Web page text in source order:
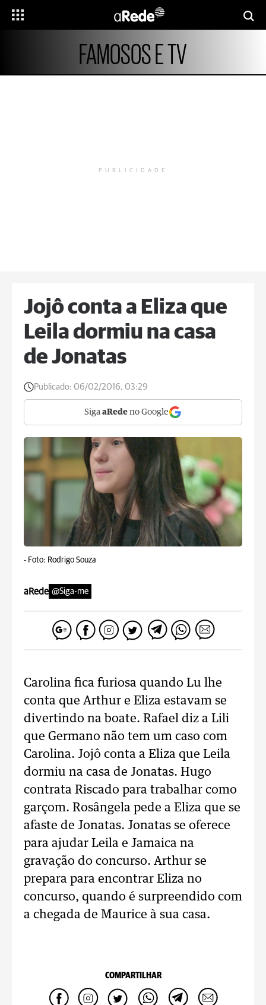
FAMOSOS E TV
PUBLICIDADE
Jojô conta a Eliza que
Leila dormiu na casa
de Jonatas
Publicado: 06/02/2016, 03:29
Siga aRede no Google
- Foto: Rodrigo Souza
aRede @Siga-me
Carolina fica furiosa quando Lu lhe
conta que Arthur e Eliza estavam se
divertindo na boate. Rafael diz a Lili
que Germano não tem um caso com
Carolina. Jojô conta a Eliza que Leila
dormiu na casa de Jonatas. Hugo
contrata Riscado para trabalhar como
garçom. Rosângela pede a Eliza que se
afaste de Jonatas. Jonatas se oferece
para ajudar Leila e Jamaica na
gravação do concurso. Arthur se
prepara para encontrar Eliza no
concurso, quando é surpreendido com
a chegada de Maurice à sua casa.
COMPARTILHAR